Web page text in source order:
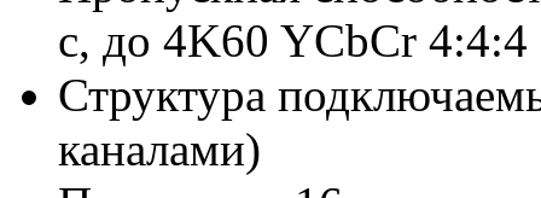
с, до 4K60 YCbCr 4:4:4
Структура
каналами)